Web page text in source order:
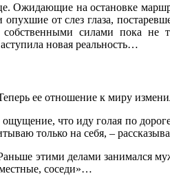
на остановке
от слез глаза,
силами пока не
новая реальность…
ее отношение к миру
что иду голая по
только на себя, –
этими делами
соседи»…